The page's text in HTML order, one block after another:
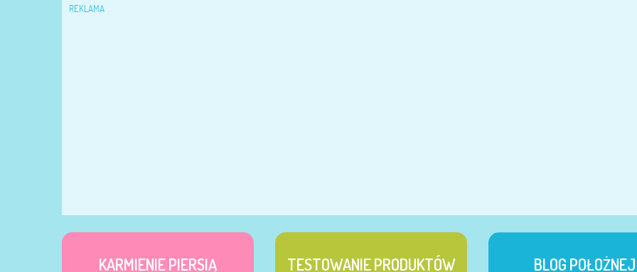
REKLAMA
KARMIENIE PIERSIĄ TESTOWANIE PRODUKTÓW BLOG POŁOŻNEJ